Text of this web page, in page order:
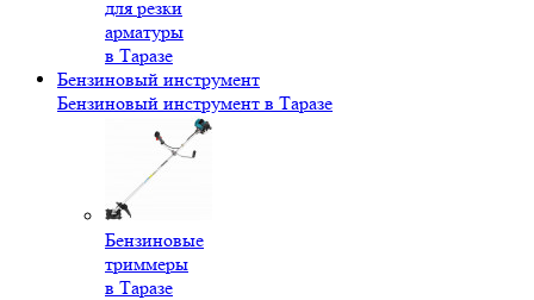
для резки
арматуры
в Таразе
Бензиновый инструмент
Бензиновый инструмент в Таразе
Бензиновые
триммеры
в Таразе